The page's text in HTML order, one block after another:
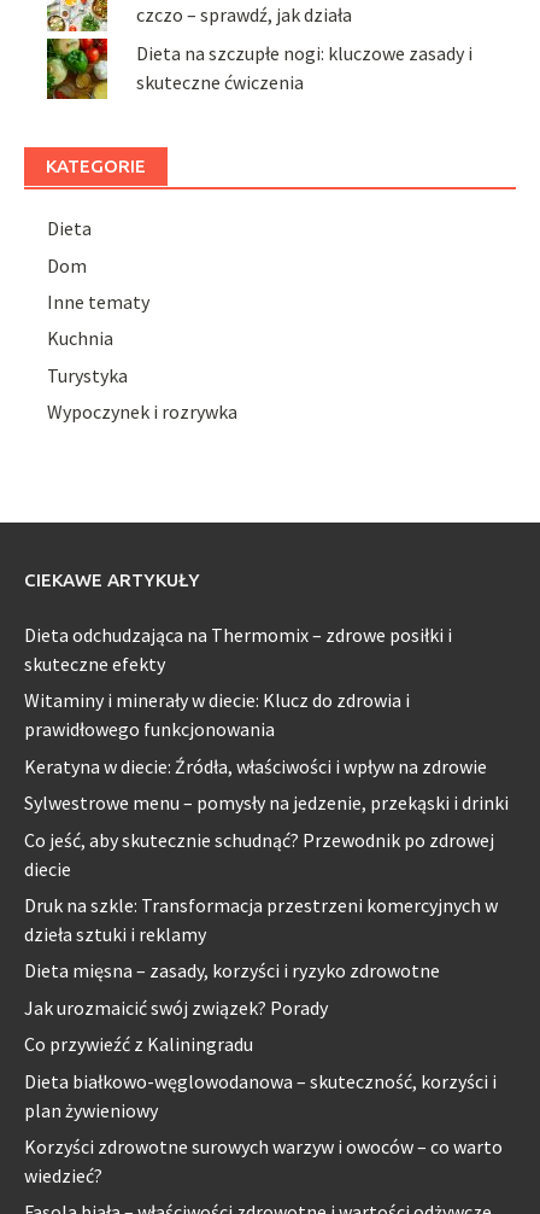
czczo – sprawdź, jak działa
Dieta na szczupłe nogi: kluczowe zasady i
skuteczne ćwiczenia
KATEGORIE
Dieta
Dom
Inne tematy
Kuchnia
Turystyka
Wypoczynek i rozrywka
CIEKAWE ARTYKUŁY
Dieta odchudzająca na Thermomix – zdrowe posiłki i
skuteczne efekty
Witaminy i minerały w diecie: Klucz do zdrowia i
prawidłowego funkcjonowania
Keratyna w diecie: Źródła, właściwości i wpływ na zdrowie
Sylwestrowe menu – pomysły na jedzenie, przekąski i drinki
Co jeść, aby skutecznie schudnąć? Przewodnik po zdrowej
diecie
Druk na szkle: Transformacja przestrzeni komercyjnych w
dzieła sztuki i reklamy
Dieta mięsna – zasady, korzyści i ryzyko zdrowotne
Jak urozmaicić swój związek? Porady
Co przywieźć z Kaliningradu
Dieta białkowo-węglowodanowa – skuteczność, korzyści i
plan żywieniowy
Korzyści zdrowotne surowych warzyw i owoców – co warto
wiedzieć?